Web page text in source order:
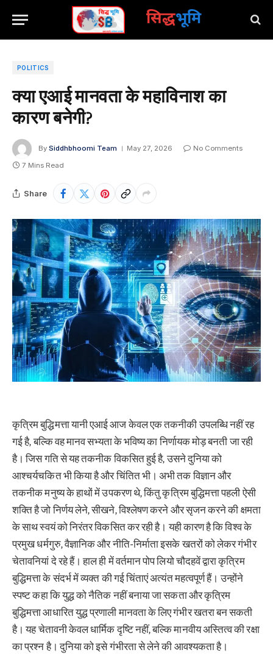
सिद्धभूमि
POLITICS
क्या एआई मानवता के महाविनाश का
कारण बनेगी?
By Siddhbhoomi Team May 27, 2026
No Comments
7 Mins Read
Share
कृत्रिम बुद्धिमत्ता यानी एआई आज केवल एक तकनीकी उपलब्धि नहीं रह
गई है, बल्कि वह मानव सभ्यता के भविष्य का निर्णायक मोड़ बनती जा रही
है। जिस गति से यह तकनीक विकसित हुई है, उसने दुनिया को
आश्चर्यचकित भी किया है और चिंतित भी। अभी तक विज्ञान और
तकनीक मनुष्य के हाथों में उपकरण थे, किंतु कृत्रिम बुद्धिमत्ता पहली ऐसी
शक्ति है जो निर्णय लेने, सीखने, विश्लेषण करने और सृजन करने की क्षमता
के साथ स्वयं को निरंतर विकसित कर रही है। यही कारण है कि विश्व के
प्रमुख धर्मगुरु, वैज्ञानिक और नीति-निर्माता इसके खतरों को लेकर गंभीर
चेतावनियां दे रहे हैं। हाल ही में वर्तमान पोप लियो चौदहवें द्वारा कृत्रिम
बुद्धिमत्ता के संदर्भ में व्यक्त की गई चिंताएं अत्यंत महत्वपूर्ण हैं। उन्होंने
स्पष्ट कहा कि युद्ध को नैतिक नहीं बनाया जा सकता और कृत्रिम
बुद्धिमत्ता आधारित युद्ध प्रणाली मानवता के लिए गंभीर खतरा बन सकती
है। यह चेतावनी केवल धार्मिक दृष्टि नहीं, बल्कि मानवीय अस्तित्व की रक्षा
का प्रश्न है। दुनिया को इसे गंभीरता से लेने की आवश्यकता है।